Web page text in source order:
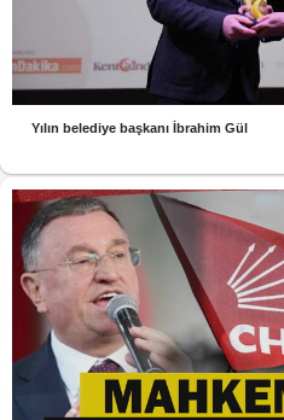
Yılın belediye başkanı İbrahim Gül